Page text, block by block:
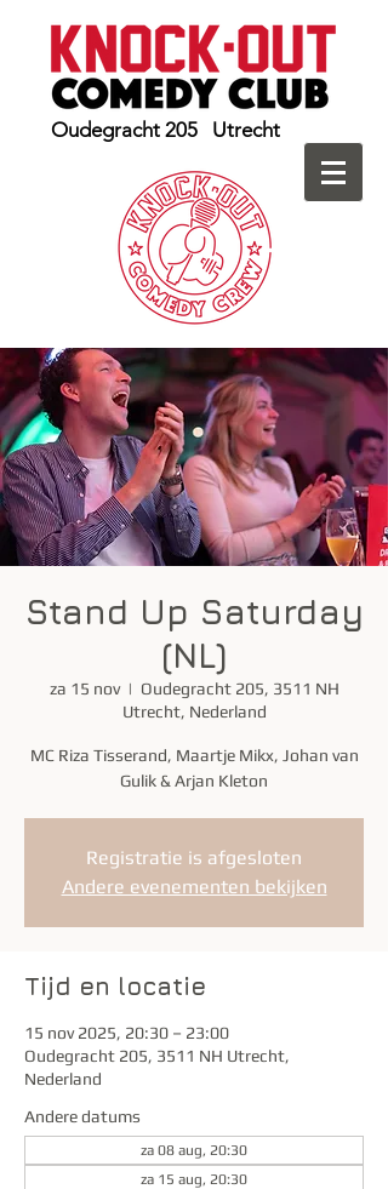
Oudegracht 205 Utrecht
Stand Up Saturday
(NL)
za 15 nov
  |
Oudegracht 205, 3511 NH
Utrecht, Nederland
MC Riza Tisserand, Maartje Mikx, Johan van
Gulik & Arjan Kleton
Registratie is afgesloten
Andere evenementen bekijken
Tijd en locatie
15 nov 2025, 20:30 – 23:00
Oudegracht 205, 3511 NH Utrecht,
Nederland
Andere datums
za 08 aug, 20:30
za 15 aug, 20:30